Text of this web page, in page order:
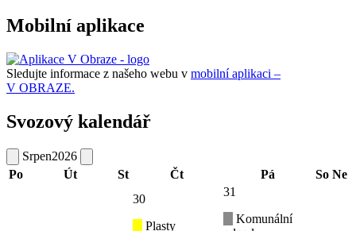
Mobilní aplikace
Sledujte informace z našeho webu v mobilní aplikaci –
V OBRAZE.
Svozový kalendář
Srpen2026
Po
Út St Čt Pá So Ne
30
Plasty
31
Komunální